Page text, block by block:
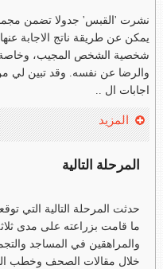
نشرت 'القبس' جدولا تضمن
يمكن عن طريقة ناتج الاجابة
شخصية الشخص المجيب، وخاصة
والرضا عن نفسه. وقد تبين لي
اجابات ال ..
المزيد
المرحلة التالية
حدثت المرحلة التالية التي
ما قامت بزراعته على مدى
والمراهقين في المساجد
خلال مقالات الصحف وخطب